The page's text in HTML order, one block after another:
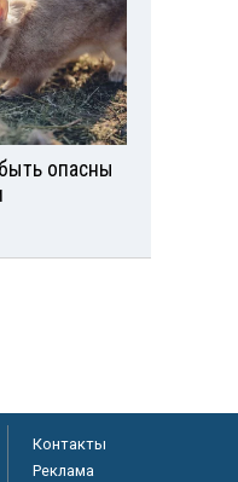
опасны
Контакты
Реклама